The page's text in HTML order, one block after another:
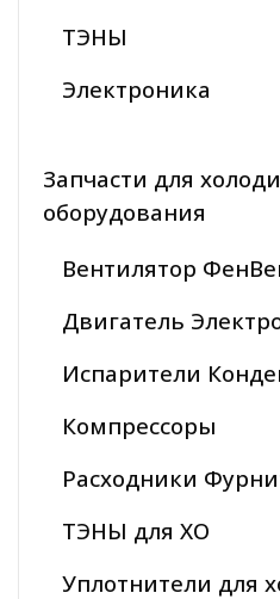
ТЭНЫ
Электроника
Запчасти для
оборудования
Вентилятор
Двигатель
Испарители
Компрессоры
Расходники
ТЭНЫ для ХО
Уплотнители для